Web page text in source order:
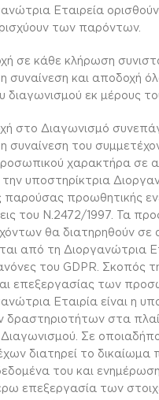
Εταιρεία ορισθούν
των παρόντων.
σε κάθε κλήρωση
συναίνεση και αποδοχή
εκ μέρους
στο Διαγωνισμό
συναίνεση του
χαρακτήρα σε
υποστηρίκτρια
παρούσας προωθητικής
του Ν.2472/1997. Τα
θα διατηρηθούν σε
από τη Διοργανώτρια
του GDPR. Σκοπός
επεξεργασίας των
Εταιρία είναι η
στα
Σε
διατηρεί το
του και
επεξεργασία των